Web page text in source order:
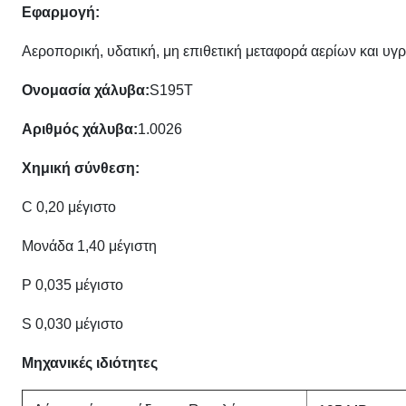
Εφαρμογή:
Αεροπορική, υδατική, μη επιθετική μεταφορά αερίων και
Ονομασία χάλυβα:S195T
Αριθμός χάλυβα:1.0026
Χημική σύνθεση:
C 0,20 μέγιστο
Μονάδα 1,40 μέγιστη
P 0,035 μέγιστο
S 0,030 μέγιστο
Μηχανικές ιδιότητες